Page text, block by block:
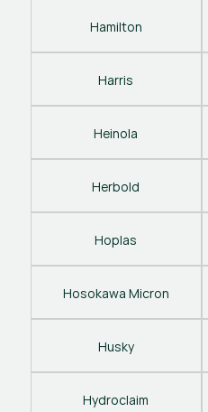
Hamilton
Harris
Heinola
Herbold
Hoplas
Hosokawa Micron
Husky
Hydroclaim